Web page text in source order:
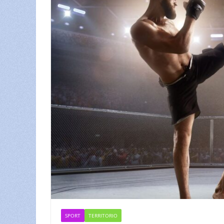
SPORT TERRITORIO